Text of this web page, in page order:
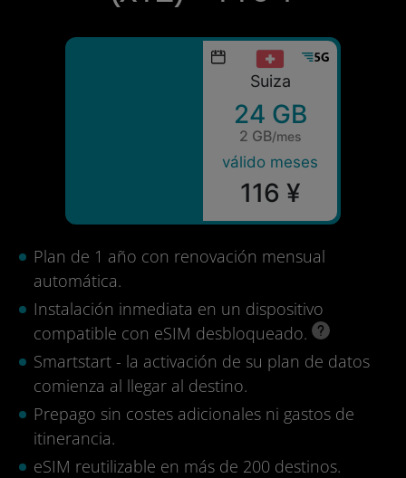
Suiza
24 GB
2 GB/mes
válido meses
116 ¥
Plan de 1 año con renovación mensual
automática.
Instalación inmediata en un dispositivo
compatible con eSIM desbloqueado.
Smartstart - la activación de su plan de datos
comienza al llegar al destino.
Prepago sin costes adicionales ni gastos de
itinerancia.
eSIM reutilizable en más de 200 destinos.